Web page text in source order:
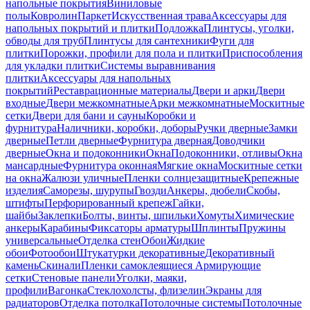
напольные покрытияВиниловые
полыКовролинПаркетИскусственная траваАксессуары для
напольных покрытий и плиткиПодложкаПлинтусы, уголки,
обводы для трубПлинтусы для сантехникиФуги для
плиткиПорожки, профили для пола и плиткиПриспособления
для укладки плиткиСистемы выравнивания
плиткиАксессуары для напольных
покрытийРеставрационные материалыДвери и аркиДвери
входныеДвери межкомнатныеАрки межкомнатныеМоскитные
сеткиДвери для бани и сауныКоробки и
фурнитураНаличники, коробки, доборыРучки дверныеЗамки
дверныеПетли дверныеФурнитура двернаяДоводчики
дверныеОкна и подоконникиОкнаПодоконники, отливыОкна
мансардныеФурнитура оконнаяМягкие окнаМоскитные сетки
на окнаЖалюзи уличныеПленки солнцезащитныеКрепежные
изделияСаморезы, шурупыГвоздиАнкеры, дюбелиСкобы,
штифтыПерфорированный крепежГайки,
шайбыЗаклепкиБолты, винты, шпилькиХомутыХимические
анкерыКарабиныФиксаторы арматурыШплинтыПружины
универсальныеОтделка стенОбоиЖидкие
обоиФотообоиШтукатурки декоративныеДекоративный
каменьСкиналиПленки самоклеящиеся Армирующие
сеткиСтеновые панелиУголки, маяки,
профилиВагонкаСтеклохолсты, флизелинЭкраны для
радиаторовОтделка потолкаПотолочные системыПотолочные